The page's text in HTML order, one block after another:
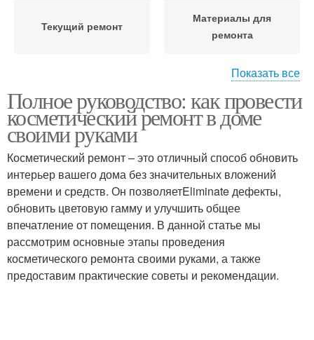
Текущий ремонт
Материалы для
ремонта
Ошибки при ремонте Время на ремонт
Бюджетный ремонт Ремонт в квартире
Ремонт во вторичной
квартире
Ремонт из подручных
материалов
Показать все
Полное руководство: как провести
косметический ремонт в доме
своими руками
Косметический ремонт – это отличный способ обновить
интерьер вашего дома без значительных вложений
времени и средств. Он позволяетEliminate дефекты,
обновить цветовую гамму и улучшить общее
впечатление от помещения. В данной статье мы
рассмотрим основные этапы проведения
косметического ремонта своими руками, а также
предоставим практические советы и рекомендации.